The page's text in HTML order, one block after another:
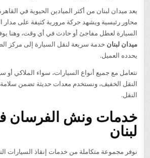
يعد ميدان لبنان من أكثر الميادين الحيوية في
محاور رئيسية ويشهد حركة مرورية كثيفة على مدار
السيارة لعطل مفاجئ أو حادث في أي وقت، وهنا
ميدان لبنان خدمة سريعة لنقل السيارة إلى مركز
يحدده العميل.
نتعامل مع جميع أنواع السيارات، سواء الملاكي أو
النقل الخفيف، ونستخدم معدات حديثة تضمن
النقل.
خدمات ونش الفرسان
لبنان
نوفر مجموعة متكاملة من خدمات إنقاذ السيارات